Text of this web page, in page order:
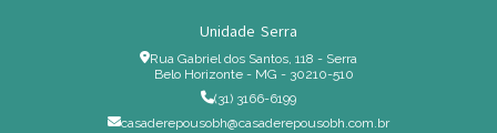
Unidade Serra
Rua Gabriel dos Santos, 118 - Serra
Belo Horizonte - MG - 30210-510
(31) 3166-6199
casaderepousobh@casaderepousobh.com.br